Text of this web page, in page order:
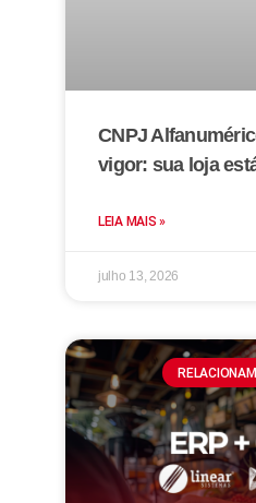
CNPJ
vigor: sua loja
LEIA MAIS »
julho 13, 2026